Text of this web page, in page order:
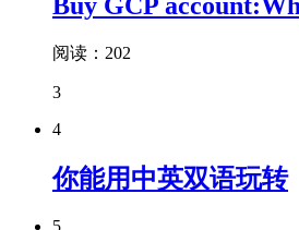
阅读：202
3
4
你能用中英双语玩转